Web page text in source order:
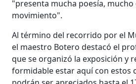
"presenta mucha poesía, mucho
movimiento".
Al término del recorrido por el
el maestro Botero destacó el
que se organizó la exposición y
formidable estar aquí con estos